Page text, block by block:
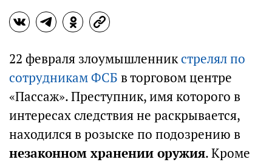
22 февраля злоумышленникстрелял по
сотрудникам ФСБ в торговом центре
«Пассаж». Преступник, имя которого в
интересах следствия не раскрывается,
находился в розыске по подозрению в
незаконном хранении оружия. Кроме